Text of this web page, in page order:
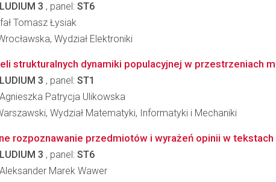
3 , panel: ST6
Tomasz Łysiak
Wydział Elektroniki
strukturalnych dynamiki populacyjnej w przestrzeniach
3 , panel: ST1
Patrycja Ulikowska
Wydział Matematyki, Informatyki i Mechaniki
rozpoznawanie przedmiotów i wyrażeń opinii w
3 , panel: ST6
Marek Wawer